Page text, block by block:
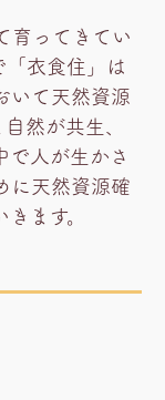
育ってきてい
「衣食住」は
いて天然資源
然が共生、
で人が生かさ
に天然資源確
ます。